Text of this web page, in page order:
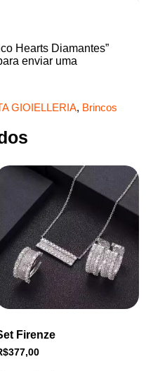
Hearts Diamantes”
enviar uma
GIOIELLERIA, Brincos
Firenze
377,00